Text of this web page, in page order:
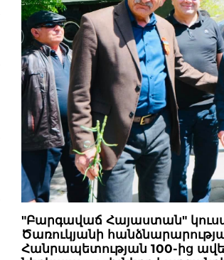
"Բարգավաճ Հայաստան"
Ծառուկյանի
Հանրապետության 100-ից